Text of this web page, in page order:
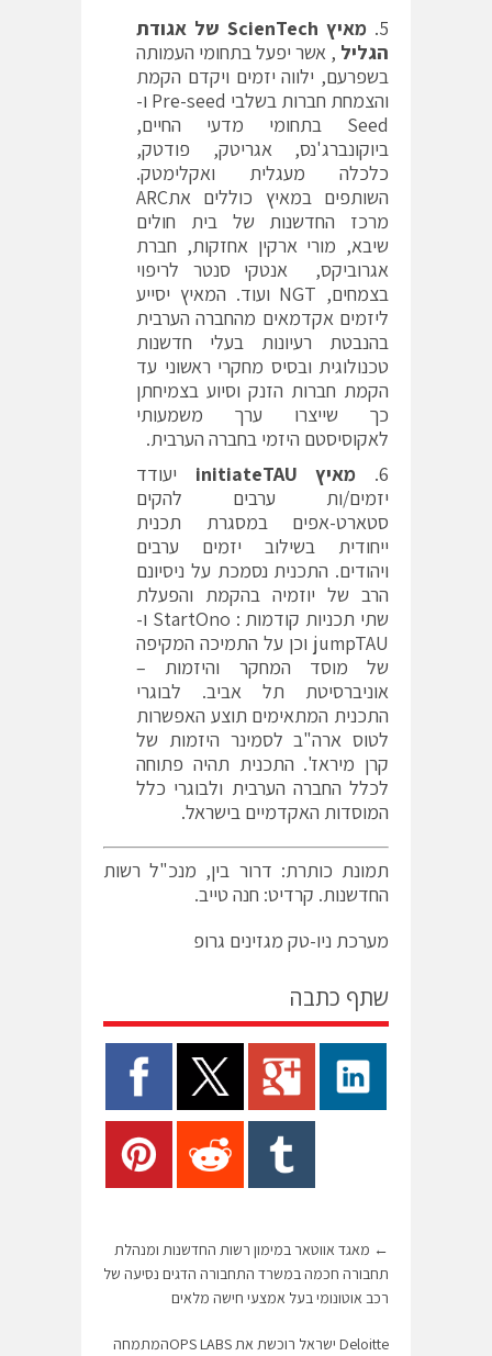
מאיץ ScienTech של אגודת
הגליל , אשר יפעל בתחומי העמותה
בשפרעם, ילווה יזמים ויקדם הקמת
והצמחת חברות בשלבי Pre-seed ו-
Seed בתחומי מדעי החיים,
ביוקונברג'נס, אגריטק, פודטק,
כלכלה מעגלית ואקלימטק.
השותפים במאיץ כוללים אתARC
מרכז החדשנות של בית חולים
שיבא, מורי ארקין אחזקות, חברת
אגרוביקס, אנטקי סנטר לריפוי
בצמחים, NGT ועוד. המאיץ יסייע
ליזמים אקדמאים מהחברה הערבית
בהנבטת רעיונות בעלי חדשנות
טכנולוגית ובסיס מחקרי ראשוני עד
הקמת חברות הזנק וסיוע בצמיחתן
כך שייצרו ערך משמעותי
לאקוסיסטם היזמי בחברה הערבית.
מאיץ initiateTAU יעודד
יזמים/ות ערבים להקים
סטארט-אפים במסגרת תכנית
ייחודית בשילוב יזמים ערבים
ויהודים. התכנית נסמכת על ניסיונם
הרב של יוזמיה בהקמת והפעלת
שתי תכניות קודמות : StartOno ו-
jumpTAU וכן על התמיכה המקיפה
של מוסד המחקר והיזמות –
אוניברסיטת תל אביב. לבוגרי
התכנית המתאימים תוצע האפשרות
לטוס ארה"ב לסמינר היזמות של
קרן מיראז'. התכנית תהיה פתוחה
לכלל החברה הערבית ולבוגרי כלל
המוסדות האקדמיים בישראל.
תמונת כותרת: דרור בין, מנכ"ל רשות
החדשנות. קרדיט: חנה טייב.
מערכת ניו-טק מגזינים גרופ
שתף כתבה
← מאגד אווטאר במימון רשות החדשנות ומנהלת
תחבורה חכמה במשרד התחבורה הדגים נסיעה של
רכב אוטונומי בעל אמצעי חישה מלאים
Deloitte ישראל רוכשת את OPS LABSהמתמחה